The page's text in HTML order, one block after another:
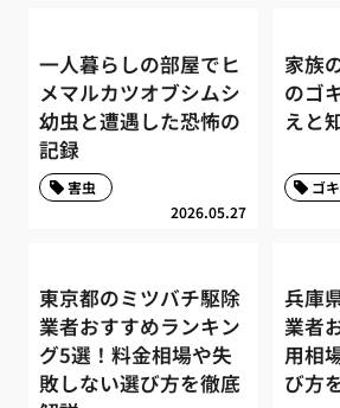
一人暮らしの部屋でヒ
メマルカツオブシムシ
幼虫と遭遇した恐怖の
記録
2026.05.27
害虫
家族
のゴ
えと
ゴ
東京都のミツバチ駆除
業者おすすめランキン
グ5選！料金相場や失
敗しない選び方を徹底
兵庫
業者
用相
び方